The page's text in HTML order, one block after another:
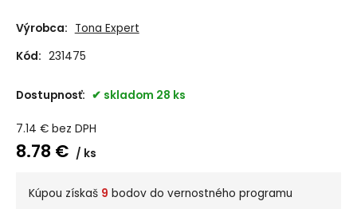
Výrobca: Tona Expert
Kód: 231475
Dostupnosť: skladom 28 ks
7.14 € bez DPH
8.78 € ks
Kúpou získaš 9 bodov do vernostného programu